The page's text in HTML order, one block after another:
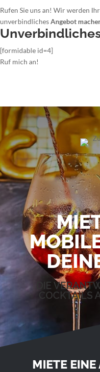
Rufen Sie uns an! Wir werden
unverbindlichesAngebot
[formidable id=4]
Ruf mich an!
DIE
COCKTAILS
MIETE